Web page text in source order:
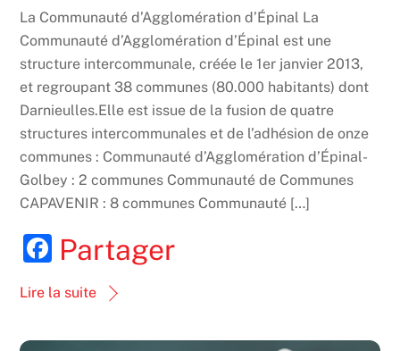
La Communauté d’Agglomération d’Épinal La
Communauté d’Agglomération d’Épinal est une
structure intercommunale, créée le 1er janvier 2013,
et regroupant 38 communes (80.000 habitants) dont
Darnieulles.Elle est issue de la fusion de quatre
structures intercommunales et de l’adhésion de onze
communes : Communauté d’Agglomération d’Épinal-
Golbey : 2 communes Communauté de Communes
CAPAVENIR : 8 communes Communauté […]
F
c
e
Partager
Lire la suite